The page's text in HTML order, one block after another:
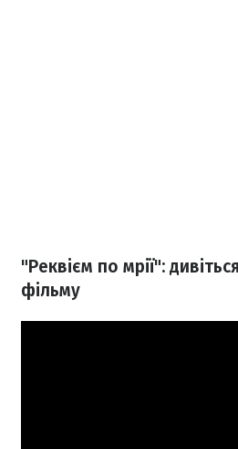
"Реквієм по мрії":
фільму